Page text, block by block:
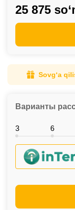
25 875
Sovg‘a
Варианты
3 6